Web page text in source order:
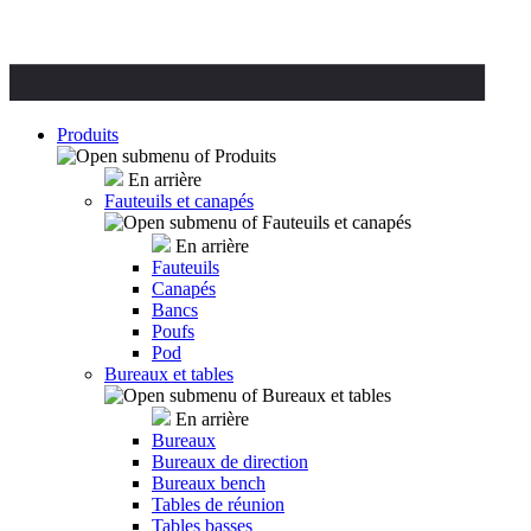
Produits
En arrière
Fauteuils et canapés
En arrière
Fauteuils
Canapés
Bancs
Poufs
Pod
Bureaux et tables
En arrière
Bureaux
Bureaux de direction
Bureaux bench
Tables de réunion
Tables basses